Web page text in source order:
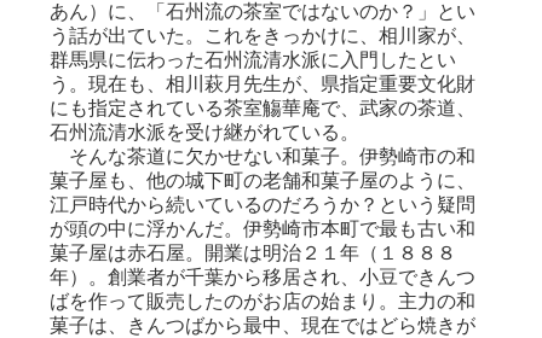
あん）に、「石州流の茶室ではないのか？」とい
う話が出ていた。これをきっかけに、相川家が、
群馬県に伝わった石州流清水派に入門したとい
う。現在も、相川萩月先生が、県指定重要文化財
にも指定されている茶室觴華庵で、武家の茶道、
石州流清水派を受け継がれている。
そんな茶道に欠かせない和菓子。伊勢崎市の和
菓子屋も、他の城下町の老舗和菓子屋のように、
江戸時代から続いているのだろうか？という疑問
が頭の中に浮かんだ。伊勢崎市本町で最も古い和
菓子屋は赤石屋。開業は明治２１年（１８８８
年）。創業者が千葉から移居され、小豆できんつ
ばを作って販売したのがお店の始まり。主力の和
菓子は、きんつばから最中、現在ではどら焼きが